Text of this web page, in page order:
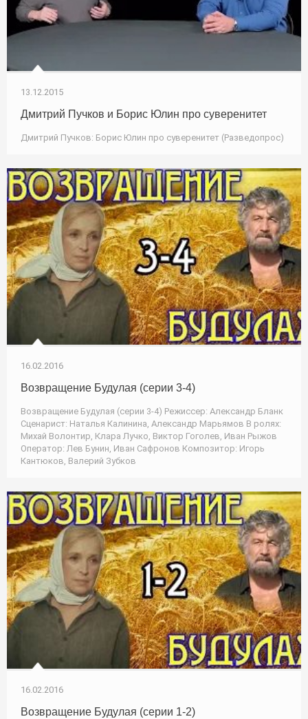
13.12.2015
Дмитрий Пучков и Борис Юлин про суверенитет
Дмитрий Пучков: Борис Юлин про суверенитет (Разведопрос)
16.02.2016
Возвращение Будулая (серии 3-4)
Возвращение Будулая (серии 3-4) Режиссер: Александр Бланк
Сценарист: Наталья Калинина, Александр Марьямов В ролях:
Михай Волонтир, Клара Лучко, Виктор Гоголев, Иван Рыжов
Оператор: Лев Бунин, Иван Сафронов Композитор: Игорь
Кантюков, Валерий Зубков
16.02.2016
Возвращение Будулая (серии 1-2)